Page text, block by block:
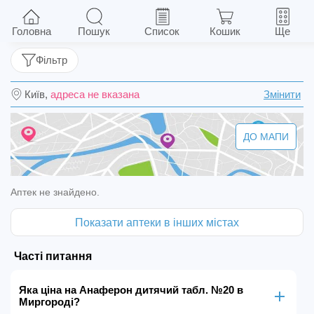
Анаферон дитячий табл. №20
Київ, адреса не вказана Змінити
Фільтр
ДО МАПИ
Аптек не знайдено.
Показати аптеки в інших містах
Часті питання
Яка ціна на Анаферон дитячий табл. №20 в
Миргороді?
Головна Пошук Список Кошик Ще